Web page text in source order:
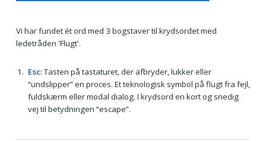
Vi har fundet ét ord med 3 bogstaver til krydsordet med
ledetråden 'Flugt'.
Esc: Tasten på tastaturet, der afbryder, lukker eller
“undslipper” en proces. Et teknologisk symbol på flugt fra fejl,
fuldskærm eller modal dialog. I krydsord en kort og snedig
vej til betydningen “escape”.